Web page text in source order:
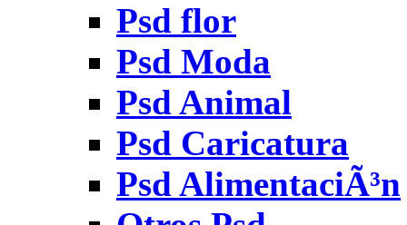
Psd flor
Psd Moda
Psd Animal
Psd Caricatura
Psd AlimentaciÃ³n